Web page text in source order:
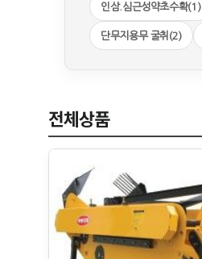
인삼.심근성약초수확(1)
단무지용무 굴취(2)
전체상품